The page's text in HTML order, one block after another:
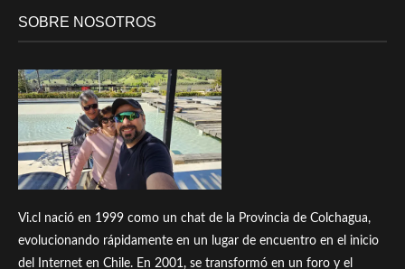
SOBRE NOSOTROS
Vi.cl nació en 1999 como un chat de la Provincia de Colchagua,
evolucionando rápidamente en un lugar de encuentro en el inicio
del Internet en Chile. En 2001, se transformó en un foro y el